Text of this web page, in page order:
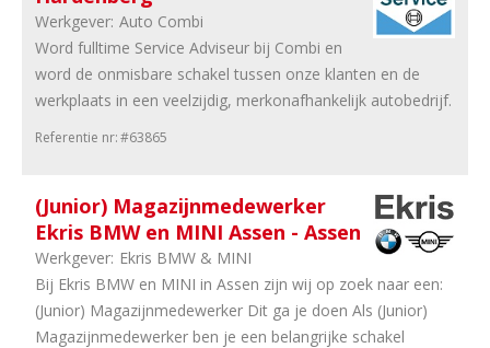
Universeel
garages
Banden
en
Leasing
Opleiding
Tweewielers
Onderdelen
Camper
en
Caravan
Werkgever: Auto Combi
Word fulltime Service Adviseur bij Combi en
word de onmisbare schakel tussen onze klanten en de
werkplaats in een veelzijdig, merkonafhankelijk autobedrijf.
Referentie nr:#63865
(Junior) Magazijnmedewerker
Ekris BMW en MINI Assen - Assen
Werkgever: Ekris BMW & MINI
Bij Ekris BMW en MINI in Assen zijn wij op zoek naar een:
(Junior) Magazijnmedewerker Dit ga je doen Als (Junior)
Magazijnmedewerker ben je een belangrijke schakel